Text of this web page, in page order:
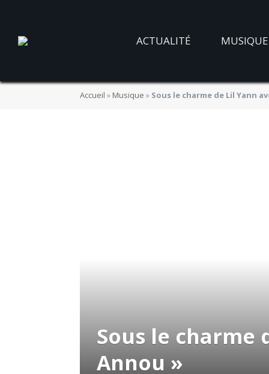
ACTUALITÉ MUSIQUE
Accueil » Musique » Sous le charme de Lil Yann
Sous le charme
Annou »